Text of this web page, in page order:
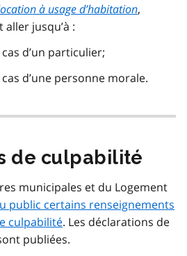
à usage d’habitation,
aller jusqu’à :
d’un particulier;
d’une personne morale.
de culpabilité
municipales et du Logement
public certains renseignements
culpabilité. Les déclarations de
publiées.